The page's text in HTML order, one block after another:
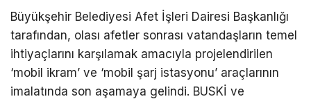
Büyükşehir Belediyesi Afet İşleri Dairesi Başkanlığı
tarafından, olası afetler sonrası vatandaşların temel
ihtiyaçlarını karşılamak amacıyla projelendirilen
‘mobil ikram’ ve ‘mobil şarj istasyonu’ araçlarının
imalatında son aşamaya gelindi. BUSKİ ve